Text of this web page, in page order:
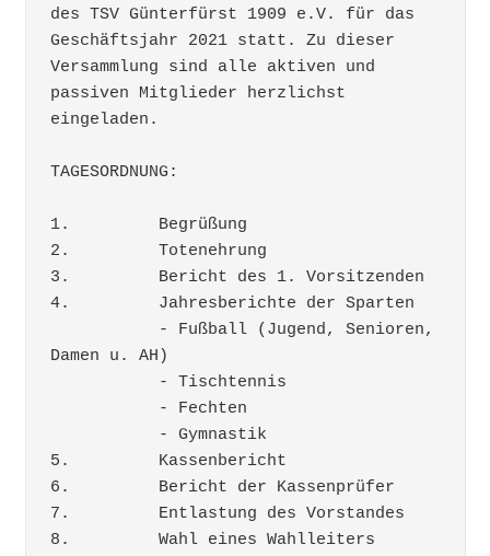
des TSV Günterfürst 1909 e.V. für das
Geschäftsjahr 2021 statt. Zu dieser
Versammlung sind alle aktiven und
passiven Mitglieder herzlichst
eingeladen.
TAGESORDNUNG:
1.	   Begrüßung
2.	   Totenehrung
3.	   Bericht des 1. Vorsitzenden
4.	   Jahresberichte der Sparten
Damen u. AH)
5.	   Kassenbericht
6.	   Bericht der Kassenprüfer
7.	   Entlastung des Vorstandes
8.	   Wahl eines Wahlleiters